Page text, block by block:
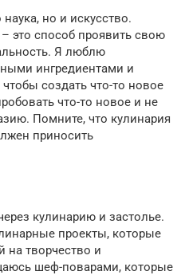
но и искусство.
это способ проявить свою
Я люблю
ингредиентами и
создать что-то новое
что-то новое и не
Помните, что кулинария
приносить
кулинарию и застолье.
проекты, которые
на творчество и
шеф-поварами, которые